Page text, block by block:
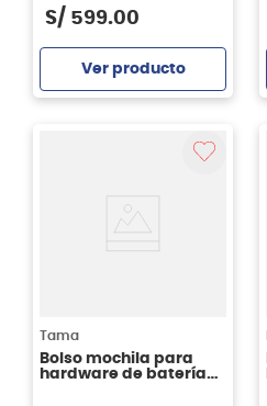
S/ 599.00
Ver producto
Tama
Bolso mochila para
hardware de batería